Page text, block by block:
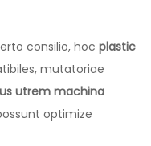
consilio, hoc plastic
mutatoriae
utrem machina
optimize